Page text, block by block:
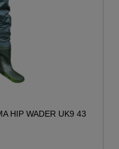
HIP WADER UK9 43